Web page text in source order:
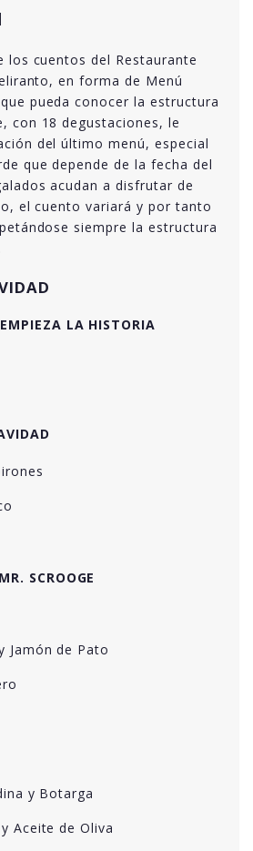
los cuentos del Restaurante
en forma de Menú
pueda conocer la estructura
con 18 degustaciones, le
del último menú, especial
que depende de la fecha del
acudan a disfrutar de
el cuento variará y por tanto
siempre la estructura
LA HISTORIA
SCROOGE
Jamón de Pato
y Botarga
Aceite de Oliva